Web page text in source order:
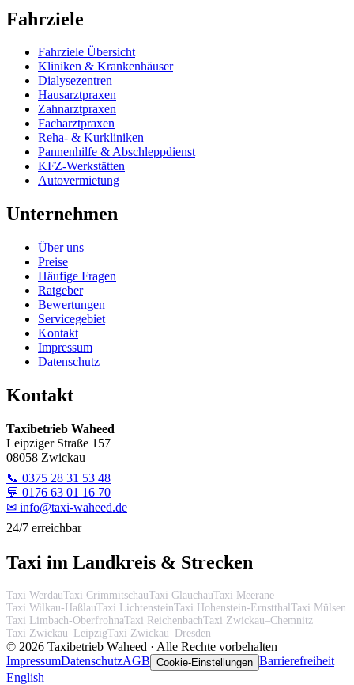
Fahrziele
Fahrziele Übersicht
Kliniken & Krankenhäuser
Dialysezentren
Hausarztpraxen
Zahnarztpraxen
Facharztpraxen
Reha- & Kurkliniken
Pannenhilfe & Abschleppdienst
KFZ-Werkstätten
Autovermietung
Unternehmen
Über uns
Preise
Häufige Fragen
Ratgeber
Bewertungen
Servicegebiet
Kontakt
Impressum
Datenschutz
Kontakt
Taxibetrieb Waheed
Leipziger Straße 157
08058 Zwickau
📞 0375 28 31 53 48
💬 0176 63 01 16 70
✉ info@taxi-waheed.de
24/7 erreichbar
Taxi im Landkreis & Strecken
Taxi WerdauTaxi CrimmitschauTaxi GlauchauTaxi Meerane
Taxi Wilkau-HaßlauTaxi LichtensteinTaxi Hohenstein-Ernstthal Taxi Mülsen
Taxi Limbach-OberfrohnaTaxi ReichenbachTaxi Zwickau–Chemnitz
Taxi Zwickau–LeipzigTaxi Zwickau–Dresden
© 2026 Taxibetrieb Waheed · Alle Rechte vorbehalten
ImpressumDatenschutzAGB Cookie-Einstellungen Barrierefreiheit
English